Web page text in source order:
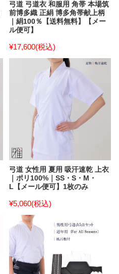
弓道 弓道衣 和服用 角帯 本場筑
前博多織 正絹 博多角帯献上柄
｜絹100％【送料無料】【メー
ル便可】
¥17,600(税込)
弓道 女性用 夏用 吸汗速乾 上衣
｜ポリ100%｜SS・S・M・
L【メール便可】1枚のみ
¥5,060(税込)